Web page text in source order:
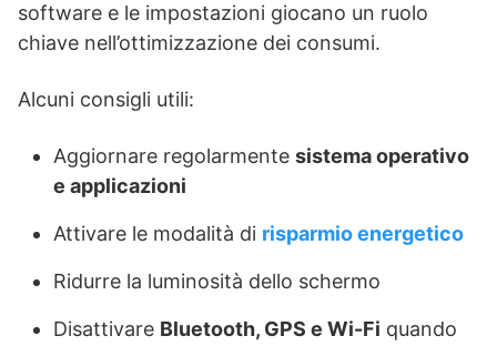
software e le impostazioni giocano un ruolo
chiave nell’ottimizzazione dei consumi.
Alcuni consigli utili:
Aggiornare regolarmente sistema operativo
e applicazioni
Attivare le modalità di risparmio energetico
Ridurre la luminosità dello schermo
Disattivare Bluetooth, GPS e Wi-Fi quando